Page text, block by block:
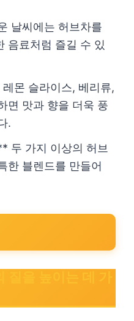
날씨에는 허브차를
음료처럼 즐길 수 있
몬 슬라이스, 베리류,
면 맛과 향을 더욱 풍
.
두 가지 이상의 허브
한 블렌드를 만들어